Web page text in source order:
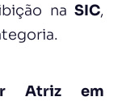
naSIC,
Atriz em